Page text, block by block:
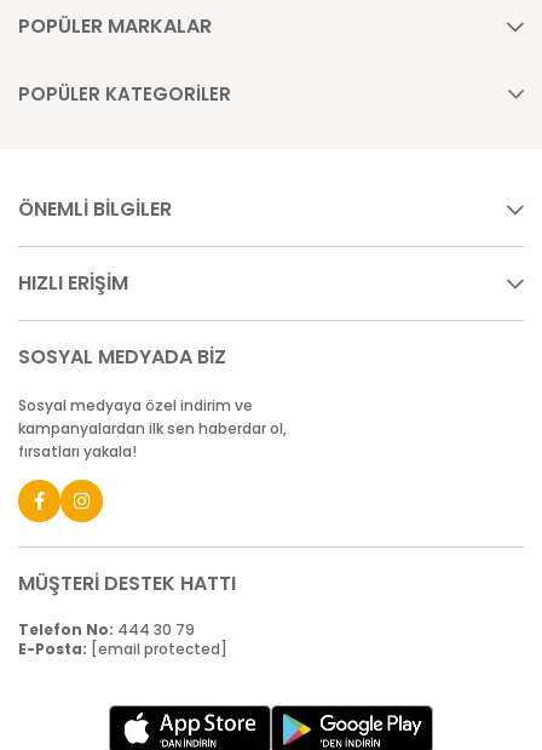
POPÜLER MARKALAR
POPÜLER KATEGORİLER
ÖNEMLİ BİLGİLER
HIZLI ERİŞİM
SOSYAL MEDYADA BİZ
Sosyal medyaya özel indirim ve
kampanyalardan ilk sen haberdar ol,
fırsatları yakala!
MÜŞTERİ DESTEK HATTI
Telefon No: 444 30 79
E-Posta: [email protected]